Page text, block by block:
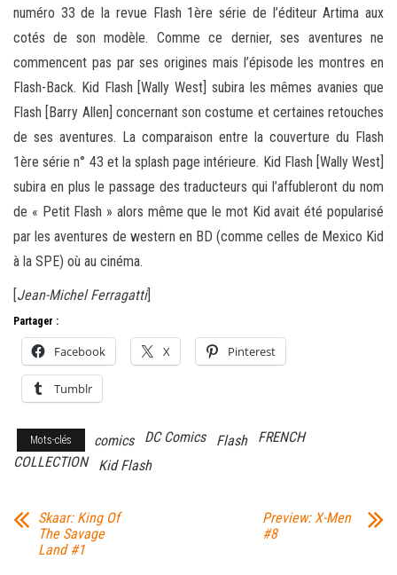
numéro 33 de la revue Flash 1ère série de l’éditeur Artima aux
cotés de son modèle. Comme ce dernier, ses aventures ne
commencent pas par ses origines mais l’épisode les montres en
Flash-Back. Kid Flash [Wally West] subira les mêmes avanies que
Flash [Barry Allen] concernant son costume et certaines retouches
de ses aventures. La comparaison entre la couverture du Flash
1ère série n° 43 et la splash page intérieure. Kid Flash [Wally West]
subira en plus le passage des traducteurs qui l’affubleront du nom
de « Petit Flash » alors même que le mot Kid avait été popularisé
par les aventures de western en BD (comme celles de Mexico Kid
à la SPE) où au cinéma.
Jean-Michel Ferragatti]
Partager :
Facebook X Pinterest
Tumblr
Mots-clés comics DC Comics Flash
FRENCH
COLLECTION
Kid Flash
Skaar: King Of
The Savage
Land #1
Preview: X-Men
#8